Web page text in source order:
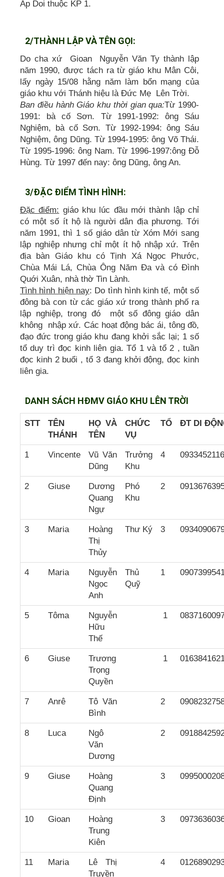
Ấp Doi thuộc KP 1.
2/THÀNH LẬP VÀ TÊN GỌI:
Do cha xứ Gioan Nguyễn Văn Ty thành lập
năm 1990, được tách ra từ giáo khu Mân Côi,
lấy ngày 15/08 hằng năm làm bổn mạng của
giáo khu với Thánh hiệu là Đức Mẹ Lên Trời.
Ban điều hành Giáo khu thời gian qua:Từ 1990-
1991: bà cố Sơn. Từ 1991-1992: ông Sáu
Nghiệm, bà cố Sơn. Từ 1992-1994: ông Sáu
Nghiệm, ông Dũng. Từ 1994-1995: ông Võ Thái.
Từ 1995-1996: ông Nam. Từ 1996-1997:ông Đỗ
Hùng. Từ 1997 đến nay: ông Dũng, ông An.
3/ĐẶC ĐIỂM TÌNH HÌNH:
Đặc điểm: giáo khu lúc đầu mới thành lập chỉ
có một số ít hộ là người dân địa phương. Tới
năm 1991, thì 1 số giáo dân từ Xóm Mới sang
lập nghiệp nhưng chỉ một ít hộ nhập xứ. Trên
địa bàn Giáo khu có Tịnh Xá Ngọc Phước,
Chùa Mái Lá, Chùa Ông Năm Đa và có Đình
Quới Xuân, nhà thờ Tin Lành.
Tình hình hiện nay: Do tình hình kinh tế, một số
đông bà con từ các giáo xứ trong thành phố ra
lập nghiệp, trong đó một số đông giáo dân
không nhập xứ. Các hoạt động bác ái, tông đồ,
đạo đức trong giáo khu đang khởi sắc lại; 1 số
tổ duy trì đọc kinh liên gia. Tổ 1 và tổ 2 , tuần
đọc kinh 2 buổi , tổ 3 đang khởi động, đọc kinh
liên gia.
DANH SÁCH HĐMV GIÁO KHU LÊN TRỜI
STT
TÊN
THÁNH
HỌ VÀ
TÊN
CHỨC
VỤ
TỔ ĐT DI
1 Vincente
Vũ Văn
Dũng
Trưởng
Khu
4 0933452116
2 Giuse
Dương
Quang
Ngự
Phó
Khu
2
3 Maria
Hoàng
Thị
Thủy
Thư Ký 3
4 Maria
Nguyễn
Ngọc
Anh
Thủ
Quỹ
1
5 Tôma
Nguyễn
Hữu
Thế
1
6 Giuse
Trương
Trọng
Quyền
1
7 Anrê
Tô Văn
Bình
2
8 Luca
Ngô
Văn
Dương
2
9 Giuse
Hoàng
Quang
Định
3
10 Gioan
Hoàng
Trung
Kiên
3
11 Maria
Lê Thị
Truyền
4